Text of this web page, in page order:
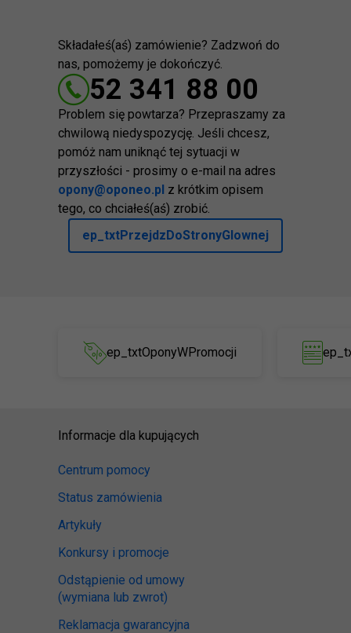
Składałeś(aś) zamówienie? Zadzwoń do
nas, pomożemy je dokończyć.
52 341 88 00
Problem się powtarza? Przepraszamy za
chwilową niedyspozycję. Jeśli chcesz,
pomóż nam uniknąć tej sytuacji w
przyszłości - prosimy o e-mail na adres
opony@oponeo.pl z krótkim opisem
tego, co chciałeś(aś) zrobić.
ep_txtPrzejdzDoStronyGlownej
ep_txtOponyWPromocji
Informacje dla kupujących
Centrum pomocy
Status zamówienia
Artykuły
Konkursy i promocje
Odstąpienie od umowy
(wymiana lub zwrot)
Reklamacja gwarancyjna